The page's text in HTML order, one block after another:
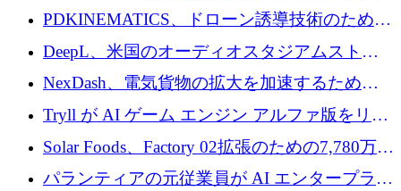
大に​​ 100 万ユーロを確保
PDKINEMATICS、ドローン誘導技術のために
200 万ユーロを調達
DeepL、米国のオーディオスタジアムストリ
ーミング事業Mixhaloを買収
NexDash、電気貨物の拡大を加速するために
EIT Urban Mobilityから250万ユーロを確保
Tryll が AI ゲーム エンジン アルファ版をリリ
ースし、60 万ドルのプレシード資金を確保
Solar Foods、Factory 02拡張のための7,780万ユ
ーロの資金調達パッケージを獲得
パランティアの元従業員が AI エンタープライ